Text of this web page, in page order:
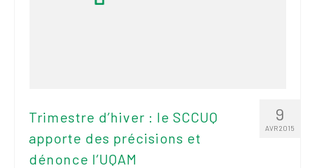
9
AVR 2015
Trimestre d’hiver : le SCCUQ
apporte des précisions et
dénonce l’UQAM